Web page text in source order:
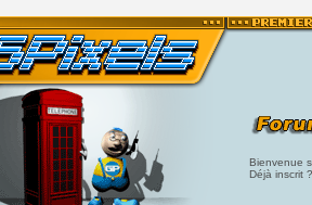
Bienvenue
Déjà inscrit